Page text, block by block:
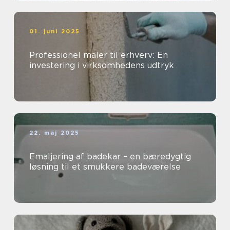
01. juni 2025
Professionel maler til erhverv: En
investering i virksomhedens udtryk
22. maj 2025
Emaljering af badekar – en bæredygtig
løsning til et smukkere badeværelse